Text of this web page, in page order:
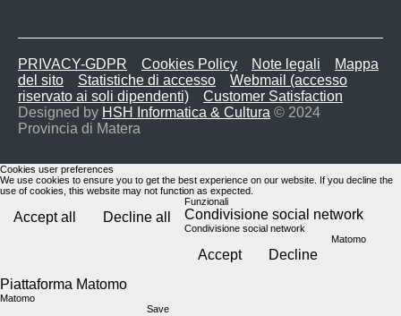
PRIVACY-GDPR Cookies Policy Note legali
Mappa
del sito
Statistiche di accesso
Webmail (accesso
riservato ai soli dipendenti)
Customer Satisfaction
Designed by HSH Informatica & Cultura © 2024
Provincia di Matera
Cookies user preferences
We use cookies to ensure you to get the best experience on our website. If you decline the
use of cookies, this website may not function as expected.
Accept all Decline all
Funzionali
Condivisione social network
Condivisione social network
Accept Decline
Matomo
Piattaforma Matomo
Matomo
Save